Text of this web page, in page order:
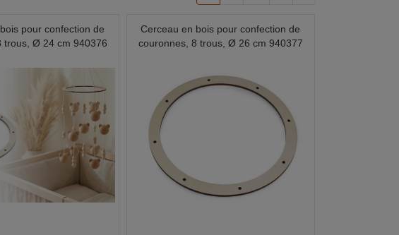
pour confection de
trous, Ø 24 cm 940376
Cerceau en bois pour confection de
couronnes, 8 trous, Ø 26 cm 940377